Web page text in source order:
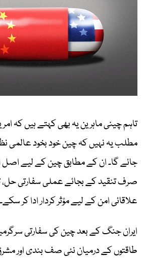
تاہم چینی ماہرین یہ بھی کہتے ہیں کہ
مطلب یہ نہیں کہ چین خود بخود عالمی
جائے گا۔ ان کے مطابق چین کے لیے اصل
صرف تنقید کے بجائے عملی سفارتی حل،
علاقائی امن کے لیے مؤثر کردار ادا کر سکے۔
ایران جنگ کے بعد چین کی سفارتی
طاقتوں کے درمیان نئی صف بندی اور